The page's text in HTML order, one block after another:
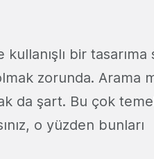
bir tasarıma
zorunda. Arama
da şart. Bu çok
o yüzden bunları